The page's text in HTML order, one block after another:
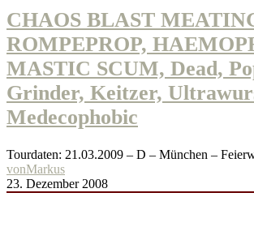
CHAOS BLAST
ROMPEPROP,
MASTIC SCUM, Dead,
Grinder, Keitzer,
Medecophobic
Tourdaten: 21.03.2009 – D – München –
vonMarkus
23. Dezember 2008